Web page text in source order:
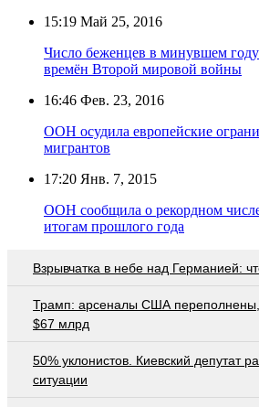
15:19 Май 25, 2016
Число беженцев в минувшем году
времён Второй мировой войны
16:46 Фев. 23, 2016
ООН осудила европейские
мигрантов
17:20 Янв. 7, 2015
ООН сообщила о рекордном
итогам прошлого года
Взрывчатка в небе над Германией:
Трамп: арсеналы США переполнены,
$67 млрд
50% уклонистов. Киевский депутат
ситуации